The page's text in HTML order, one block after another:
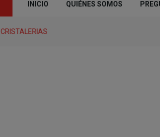
INICIO QUIÉNES SOMOS
CRISTALERIAS